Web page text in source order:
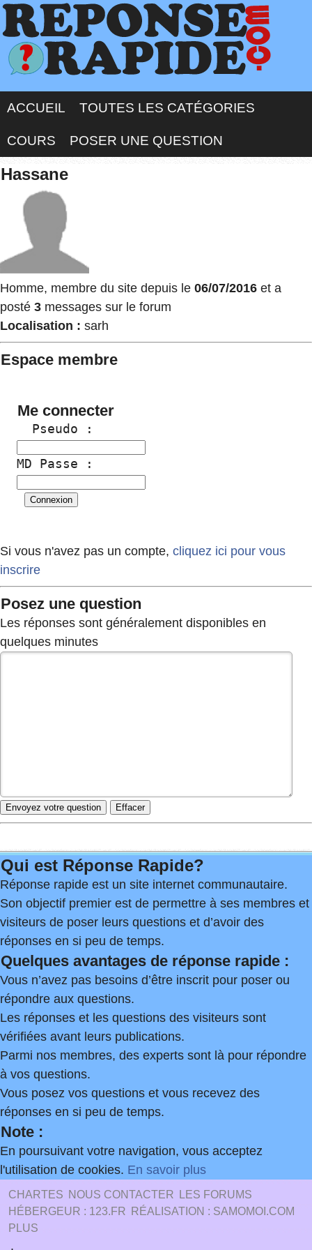
ACCUEIL TOUTES LES CATÉGORIES
COURS POSER UNE QUESTION
Hassane
Homme, membre du site depuis le 06/07/2016 et a
posté 3 messages sur le forum
Localisation : sarh
Espace membre
Me connecter
  Pseudo :
MD Passe :
Si vous n'avez pas un compte, cliquez ici pour vous
inscrire
Posez une question
Les réponses sont généralement disponibles en
quelques minutes
Qui est Réponse Rapide?
Réponse rapide est un site internet communautaire.
Son objectif premier est de permettre à ses membres et
visiteurs de poser leurs questions et d’avoir des
réponses en si peu de temps.
Quelques avantages de réponse rapide :
Vous n’avez pas besoins d’être inscrit pour poser ou
répondre aux questions.
Les réponses et les questions des visiteurs sont
vérifiées avant leurs publications.
Parmi nos membres, des experts sont là pour répondre
à vos questions.
Vous posez vos questions et vous recevez des
réponses en si peu de temps.
Note :
En poursuivant votre navigation, vous acceptez
l'utilisation de cookies. En savoir plus
CHARTES NOUS CONTACTER
LES FORUMS
HÉBERGEUR : 123.FR
RÉALISATION : SAMOMOI.COM
PLUS
.